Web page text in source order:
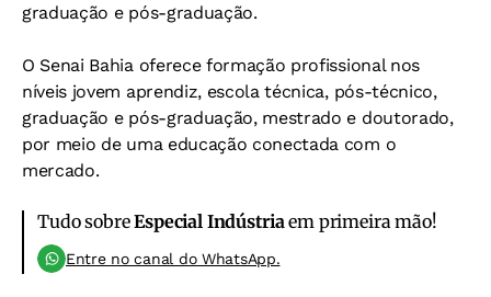
graduação e pós-graduação.
O Senai Bahia oferece formação profissional nos
níveis jovem aprendiz, escola técnica, pós-técnico,
graduação e pós-graduação, mestrado e doutorado,
por meio de uma educação conectada com o
mercado.
Tudo sobreEspecial Indústria em primeira mão!
Entre no canal do WhatsApp.